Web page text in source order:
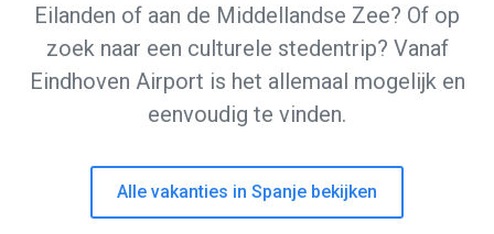
Eilanden of aan de Middellandse Zee? Of op
zoek naar een culturele stedentrip? Vanaf
Eindhoven Airport is het allemaal mogelijk en
eenvoudig te vinden.
Alle vakanties in Spanje bekijken